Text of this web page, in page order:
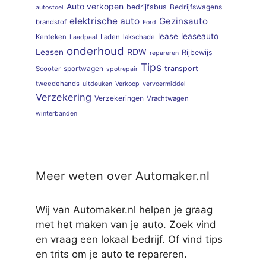
autostoel Auto verkopen bedrijfsbus Bedrijfswagens
brandstof elektrische auto Ford Gezinsauto
Kenteken Laadpaal Laden lakschade lease leaseauto
Leasen onderhoud RDW repareren Rijbewijs
Scooter sportwagen spotrepair Tips transport
tweedehands uitdeuken Verkoop vervoermiddel
Verzekering Verzekeringen Vrachtwagen
winterbanden
Meer weten over Automaker.nl
Wij van Automaker.nl helpen je graag
met het maken van je auto. Zoek vind
en vraag een lokaal bedrijf. Of vind tips
en trits om je auto te repareren.